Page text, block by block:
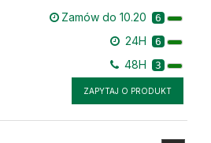
Zamów do 10.20 6
24H 6
48H 3
ZAPYTAJ O PRODUKT